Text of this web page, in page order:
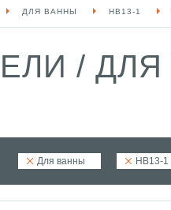
ДЛЯ ВАННЫ HB13-1
/
Для ванны HB13-1